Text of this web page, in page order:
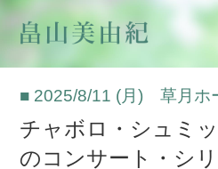
■ 2025/8/11 (月) 草月ホ
チャボロ・シュミ
のコンサート・シリ